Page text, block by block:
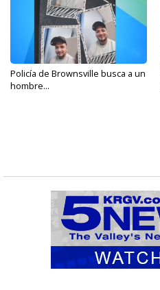
Policía de Brownsville busca a un
hombre...